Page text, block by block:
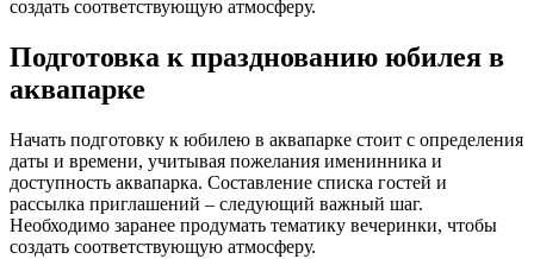
создать соответствующую атмосферу.
Подготовка к празднованию юбилея в
аквапарке
Начать подготовку к юбилею в аквапарке стоит с определения
даты и времени, учитывая пожелания именинника и
доступность аквапарка. Составление списка гостей и
рассылка приглашений – следующий важный шаг.
Необходимо заранее продумать тематику вечеринки, чтобы
создать соответствующую атмосферу.